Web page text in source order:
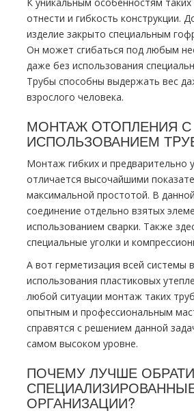
отнести и гибкость конструкции.
изделие закрыто специальным
Он может сгибаться под любым
даже без использования
Трубы способны выдержать вес
взрослого человека.
МОНТАЖ OТOПЛЕНИЯ С
ИСПОЛЬЗОВАНИЕМ
Монтаж гибких и предварительно
отличается высочайшими
максимальной простотой. В
соединение отдельно взятых
использованием сварки. Также
специальные уголки и
А вот герметизация всей системы
использования пластиковых
любой ситуации мoнтaж таких
опытным и профессиональным
справятся с решением данной
самом высоком уровне.
ПОЧЕМУ ЛУЧШЕ
ОРГАНИЗАЦИИ?